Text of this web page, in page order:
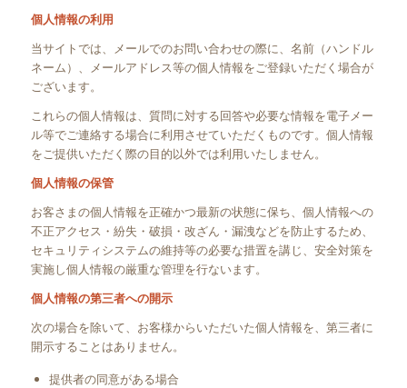
個人情報の利用
当サイトでは、メールでのお問い合わせの際に、名前（ハンドル
ネーム）、メールアドレス等の個人情報をご登録いただく場合が
ございます。
これらの個人情報は、質問に対する回答や必要な情報を電子メー
ル等でご連絡する場合に利用させていただくものです。個人情報
をご提供いただく際の目的以外では利用いたしません。
個人情報の保管
お客さまの個人情報を正確かつ最新の状態に保ち、個人情報への
不正アクセス・紛失・破損・改ざん・漏洩などを防止するため、
セキュリティシステムの維持等の必要な措置を講じ、安全対策を
実施し個人情報の厳重な管理を行ないます。
個人情報の第三者への開示
次の場合を除いて、お客様からいただいた個人情報を、第三者に
開示することはありません。
提供者の同意がある場合